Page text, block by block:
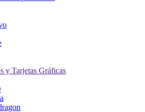
y Tarjetas Gráficas